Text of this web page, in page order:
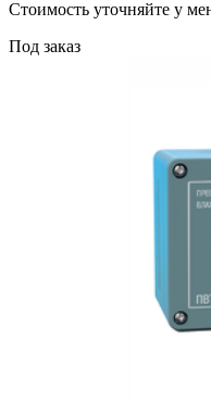
Cтоимость уточняйте у
Под заказ